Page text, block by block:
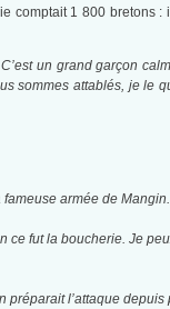
comptait 1 800 bretons
un grand garçon
attablés, je le
fameuse armée de Mangin.
ce fut la boucherie. Je
l’attaque